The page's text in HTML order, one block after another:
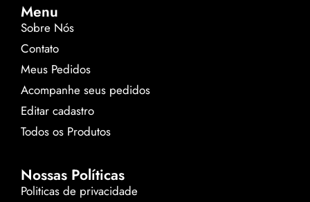
Menu
Sobre Nós
Contato
Meus Pedidos
Acompanhe seus pedidos
Editar cadastro
Todos os Produtos
Nossas Políticas
Politicas de privacidade